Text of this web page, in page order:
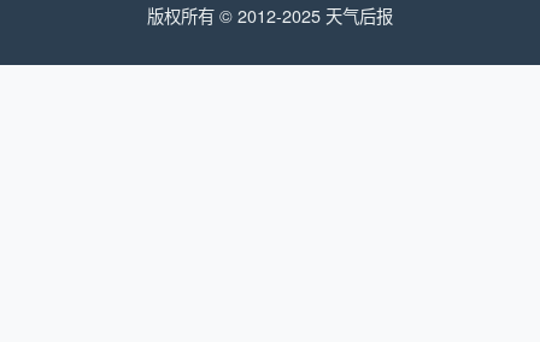
版权所有 © 2012-2025 天气后报